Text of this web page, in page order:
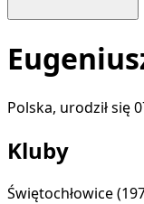
Polska, urodził się
Kluby
Świętochłowice